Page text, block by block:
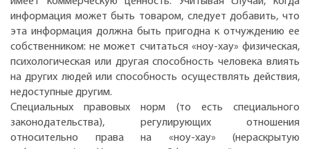
информация может быть товаром, следует добавить, что
эта информация должна быть пригодна к отчуждению ее
собственником: не может считаться «ноу-хау» физическая,
психологическая или другая способность человека влиять
на других людей или способность осуществлять действия,
недоступные другим.
Специальных правовых норм (то есть специального
законодательства), регулирующих отношения
относительно права на «ноу-хау» (нераскрытую